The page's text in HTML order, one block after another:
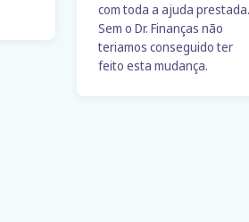
com toda a ajuda prestada.
Sem o Dr. Finanças não
teriamos conseguido ter
feito esta mudança.